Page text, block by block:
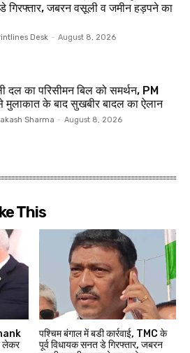
गिरफ्तार, जबरन वसूली व जमीन हड़पने का
Desk - August 8, 2026
दल का परिसीमन बिल को समर्थन, PM
मुलाकात के बाद सुखबीर बादल का ऐलान
Sharma - August 8, 2026
This
लेकर
पश्चिम बंगाल में बडी कार्रवाई, TMC के
पूर्व विधायक सनत डे गिरफ्तार, जबरन